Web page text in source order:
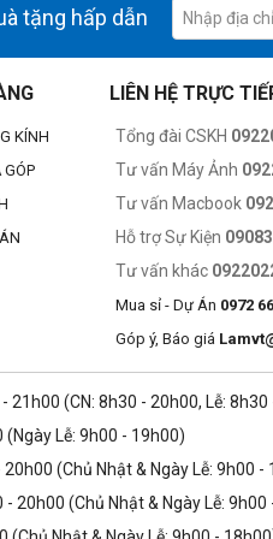
chất lượng cao, chiếc túi đeo
của bạn khỏi bị mài mòn,
lưu ngoài trời trở thành cơ
Với tay cầm thoải mái, dây đeo
máy giúp tăng tính linh hoạt
máy tính bảng 7,69 inch hoặc
phòng và cáp.
tặng hấp dẫn
KÍNH
LIÊN HỆ TRỰC
Tổng đài CSKH
Tư vấn Máy Ảnh
Tư vấn Macbook
Hỗ trợ Sự Kiện
Tư vấn khác
Mua sỉ - Dự Án 0972
Góp ý, Báo giá
- 21h00 (CN: 8h30 - 20h00, Lễ:
(Ngày Lễ: 9h00 - 19h00)
20h00 (Chủ Nhật & Ngày Lễ: 9h00 -
- 20h00 (Chủ Nhật & Ngày Lễ: